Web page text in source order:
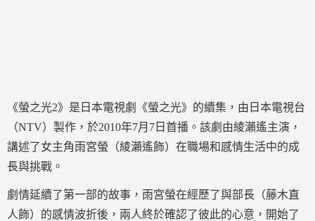
《螢之光2》是日本電視劇《螢之光》的續集，由日本電視台
（NTV）製作，於2010年7月7日首播。該劇由綾瀨遙主演，
講述了女主角雨宮螢（綾瀨遙飾）在職場和感情生活中的成
長與挑戰。
劇情延續了第一部的故事，雨宮螢在經歷了與部長（藤木直
人飾）的感情波折後，兩人終於確認了彼此的心意，開始了